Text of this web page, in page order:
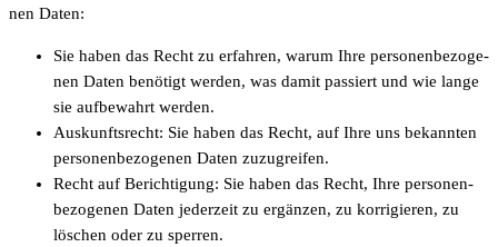
nen Daten:
Sie haben das Recht zu erfah­ren, war­um Ihre per­so­nen­be­zo­ge­
nen Daten benö­tigt wer­den, was damit pas­siert und wie lan­ge
sie auf­be­wahrt werden.
Aus­kunfts­recht: Sie haben das Recht, auf Ihre uns bekann­ten
per­so­nen­be­zo­ge­nen Daten zuzugreifen.
Recht auf Berich­ti­gung: Sie haben das Recht, Ihre per­so­nen­
be­zo­ge­nen Daten jeder­zeit zu ergän­zen, zu kor­ri­gie­ren, zu
löschen oder zu sperren.